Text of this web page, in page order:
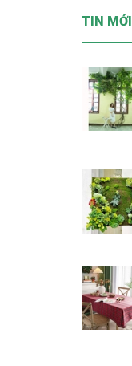
TIN MỚI